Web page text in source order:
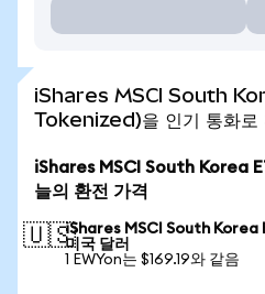
iShares MSCI South
Tokenized)을 인기 통화로
iShares MSCI South Korea
늘의 환전 가격
🇺🇸iShares MSCI South Korea
미국 달러
1 EWYon는 $169.19와 같음